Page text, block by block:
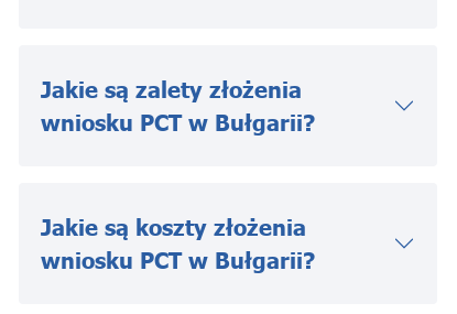
Jakie są zalety złożenia
wniosku PCT w Bułgarii?
Jakie są koszty złożenia
wniosku PCT w Bułgarii?